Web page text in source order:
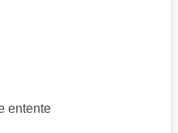
entente